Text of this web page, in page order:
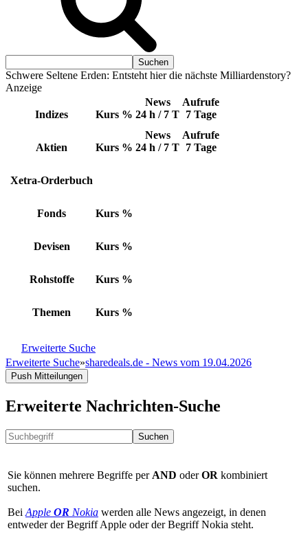
Schwere Seltene Erden: Entsteht hier die nächste Milliardenstory?
Anzeige
Indizes Kurs %
News
24 h / 7 T
Aufrufe
7 Tage
Aktien Kurs %
News
24 h / 7 T
Aufrufe
7 Tage
Xetra-Orderbuch
Fonds Kurs %
Devisen Kurs %
Rohstoffe Kurs %
Themen Kurs %
Erweiterte Suche
Erweiterte Suche»sharedeals.de - News vom 19.04.2026
Push Mitteilungen
Erweiterte Nachrichten-Suche
Suchen
Sie können mehrere Begriffe per AND oderOR kombiniert
suchen.
Bei Apple OR Nokia werden alle News angezeigt, in denen
entweder der Begriff Apple oder der Begriff Nokia steht.